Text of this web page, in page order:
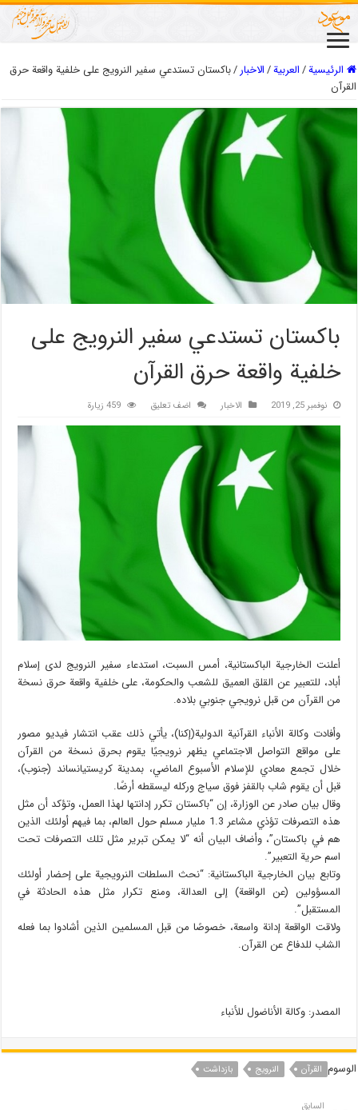
الرئيسية/العربیة/الاخبار/باكستان تستدعي سفير النرويج على خلفية واقعة حرق
القرآن
باكستان تستدعي سفير النرويج على
خلفية واقعة حرق القرآن
نوفمبر 25, 2019 الاخبار اضف تعليق 459 زيارة
أعلنت الخارجية الباكستانية، أمس السبت، استدعاء سفير النرويج لدى إسلام
أباد، للتعبير عن القلق العميق للشعب والحكومة، على خلفية واقعة حرق نسخة
من القرآن من قبل نرويجي جنوبي بلاده.
وأفادت وكالة الأنباء القرآنية الدولية(إکنا)، يأتي ذلك عقب انتشار فيديو مصور
على مواقع التواصل الاجتماعي يظهر نرويجيًا يقوم بحرق نسخة من القرآن
خلال تجمع معادي للإسلام الأسبوع الماضي، بمدينة كريستيانساند (جنوب)،
قبل أن يقوم شاب بالقفز فوق سياج وركله ليسقطه أرضًا.
وقال بيان صادر عن الوزارة، إن “باكستان تكرر إدانتها لهذا العمل، وتؤكد أن مثل
هذه التصرفات تؤذي مشاعر 1.3 مليار مسلم حول العالم، بما فيهم أولئك الذين
هم في باكستان”، وأضاف البيان أنه “لا يمكن تبرير مثل تلك التصرفات تحت
اسم حرية التعبير”.
وتابع بيان الخارجية الباكستانية: “نحث السلطات النرويجية على إحضار أولئك
المسؤولين (عن الواقعة) إلى العدالة، ومنع تكرار مثل هذه الحادثة في
المستقبل”.
ولاقت الواقعة إدانة واسعة، خصوصًا من قبل المسلمين الذين أشادوا بما فعله
الشاب للدفاع عن القرآن.
المصدر: وكالة الأناضول للأنباء
الوسوم القرآن النرویج بازداشت
السابق